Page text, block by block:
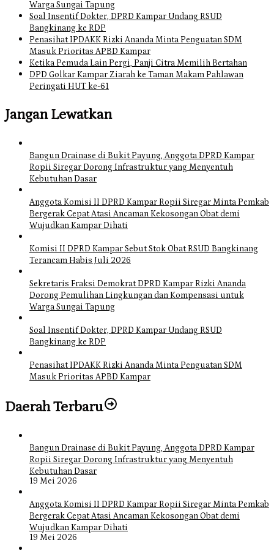
Warga Sungai Tapung
Soal Insentif Dokter, DPRD Kampar Undang RSUD
Bangkinang ke RDP
Penasihat IPDAKK Rizki Ananda Minta Penguatan SDM
Masuk Prioritas APBD Kampar
Ketika Pemuda Lain Pergi, Panji Citra Memilih Bertahan
DPD Golkar Kampar Ziarah ke Taman Makam Pahlawan
Peringati HUT ke-61
Jangan Lewatkan
Bangun Drainase di Bukit Payung, Anggota DPRD Kampar
Ropii Siregar Dorong Infrastruktur yang Menyentuh
Kebutuhan Dasar
Anggota Komisi II DPRD Kampar Ropii Siregar Minta Pemkab
Bergerak Cepat Atasi Ancaman Kekosongan Obat demi
Wujudkan Kampar Dihati
Komisi II DPRD Kampar Sebut Stok Obat RSUD Bangkinang
Terancam Habis Juli 2026
Sekretaris Fraksi Demokrat DPRD Kampar Rizki Ananda
Dorong Pemulihan Lingkungan dan Kompensasi untuk
Warga Sungai Tapung
Soal Insentif Dokter, DPRD Kampar Undang RSUD
Bangkinang ke RDP
Penasihat IPDAKK Rizki Ananda Minta Penguatan SDM
Masuk Prioritas APBD Kampar
Daerah Terbaru
Bangun Drainase di Bukit Payung, Anggota DPRD Kampar
Ropii Siregar Dorong Infrastruktur yang Menyentuh
Kebutuhan Dasar
19 Mei 2026
Anggota Komisi II DPRD Kampar Ropii Siregar Minta Pemkab
Bergerak Cepat Atasi Ancaman Kekosongan Obat demi
Wujudkan Kampar Dihati
19 Mei 2026